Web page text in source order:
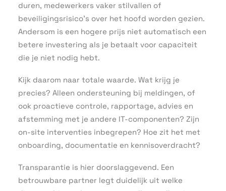
duren, medewerkers vaker stilvallen of
beveiligingsrisico’s over het hoofd worden gezien.
Andersom is een hogere prijs niet automatisch een
betere investering als je betaalt voor capaciteit
die je niet nodig hebt.
Kijk daarom naar totale waarde. Wat krijg je
precies? Alleen ondersteuning bij meldingen, of
ook proactieve controle, rapportage, advies en
afstemming met je andere IT-componenten? Zijn
on-site interventies inbegrepen? Hoe zit het met
onboarding, documentatie en kennisoverdracht?
Transparantie is hier doorslaggevend. Een
betrouwbare partner legt duidelijk uit welke